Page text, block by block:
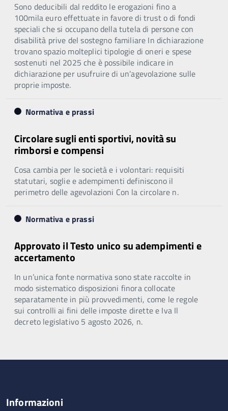
Sono deducibili dal reddito le erogazioni fino a
100mila euro effettuate in favore di trust o di fondi
speciali che si occupano della tutela di persone con
disabilità prive del sostegno familiare In dichiarazione
trovano spazio molteplici tipologie di oneri e spese
sostenuti nel 2025 che è possibile indicare in
dichiarazione per usufruire di un’agevolazione sulle
proprie imposte.
Normativa e prassi
Circolare sugli enti sportivi, novità su
rimborsi e compensi
Cosa cambia per le società e i volontari: requisiti
statutari, soglie e adempimenti definiscono il
perimetro delle agevolazioni Con la circolare n.
Normativa e prassi
Approvato il Testo unico su adempimenti e
accertamento
In un’unica fonte normativa sono state raccolte in
modo sistematico disposizioni finora collocate
separatamente in più provvedimenti, come le regole
sui controlli ai fini delle imposte dirette e Iva Il
decreto legislativo 5 agosto 2026, n.
Informazioni